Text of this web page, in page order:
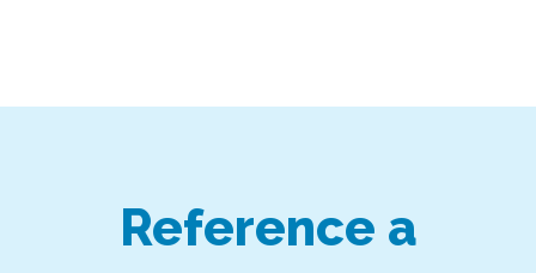
Reference a